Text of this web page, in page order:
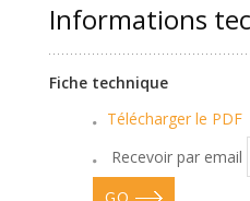
Informations
Fiche technique
Télécharger le PDF
Recevoir par email